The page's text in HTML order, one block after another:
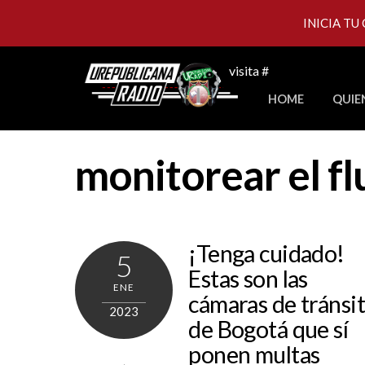
visita #
HOME
monitorear el
5
ENE
2023
¡Tenga cuidado!
Estas son las
cámaras de
de Bogotá que sí
ponen multas
INICIA TU